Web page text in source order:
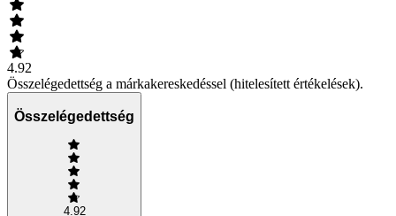
4.92
Összelégedettség a márkakereskedéssel (hitelesített értékelések).
Összelégedettség
4.92